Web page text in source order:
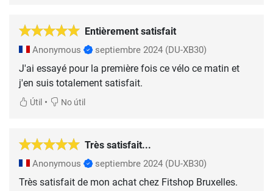
Entièrement satisfait
Anonymous septiembre 2024 (DU-XB30)
J'ai essayé pour la première fois ce vélo ce matin et
j'en suis totalement satisfait.
Útil • No útil
Très satisfait...
Anonymous septiembre 2024 (DU-XB30)
Très satisfait de mon achat chez Fitshop Bruxelles.